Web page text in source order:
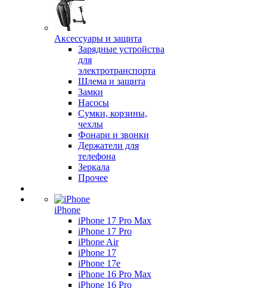
Аксессуары и защита
Зарядные устройства
для
электротранспорта
Шлема и защита
Замки
Насосы
Сумки, корзины,
чехлы
Фонари и звонки
Держатели для
телефона
Зеркала
Прочее
iPhone
iPhone 17 Pro Max
iPhone 17 Pro
iPhone Air
iPhone 17
iPhone 17e
iPhone 16 Pro Max
iPhone 16 Pro